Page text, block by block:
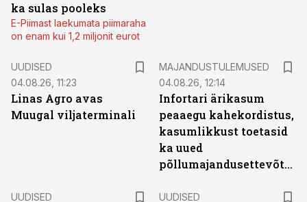
ka sulas pooleks
E-Piimast laekumata piimaraha
on enam kui 1,2 miljonit eurot
UUDISED
04.08.26, 11:23
Linas Agro avas
Muugal viljaterminali
MAJANDUSTULEMUSED
04.08.26, 12:14
Infortari ärikasum
peaaegu kahekordistus,
kasumlikkust toetasid
ka uued
põllumajandusettevõtted
UUDISED
UUDISED